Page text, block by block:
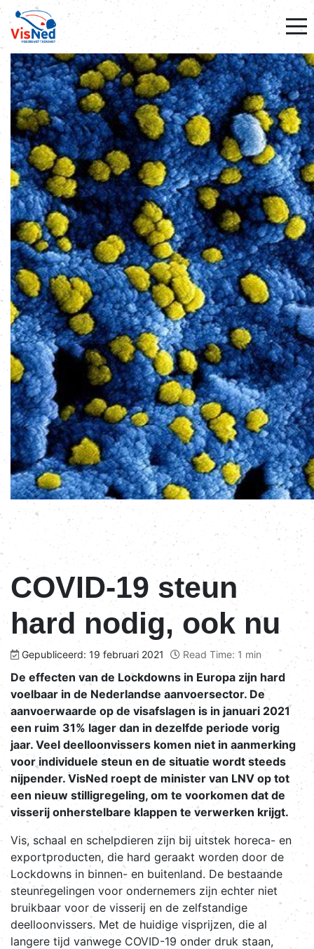
COVID-19 steun
hard nodig, ook nu
Gepubliceerd: 19 februari 2021 Read Time: 1 min
De effecten van de Lockdowns in Europa zijn hard
voelbaar in de Nederlandse aanvoersector. De
aanvoerwaarde op de visafslagen is in januari 2021
een ruim 31% lager dan in dezelfde periode vorig
jaar. Veel deelloonvissers komen niet in aanmerking
voor individuele steun en de situatie wordt steeds
nijpender. VisNed roept de minister van LNV op tot
een nieuw stilligregeling, om te voorkomen dat de
visserij onherstelbare klappen te verwerken krijgt.
Vis, schaal en schelpdieren zijn bij uitstek horeca- en
exportproducten, die hard geraakt worden door de
Lockdowns in binnen- en buitenland. De bestaande
steunregelingen voor ondernemers zijn echter niet
bruikbaar voor de visserij en de zelfstandige
deelloonvissers. Met de huidige visprijzen, die al
langere tijd vanwege COVID-19 onder druk staan,